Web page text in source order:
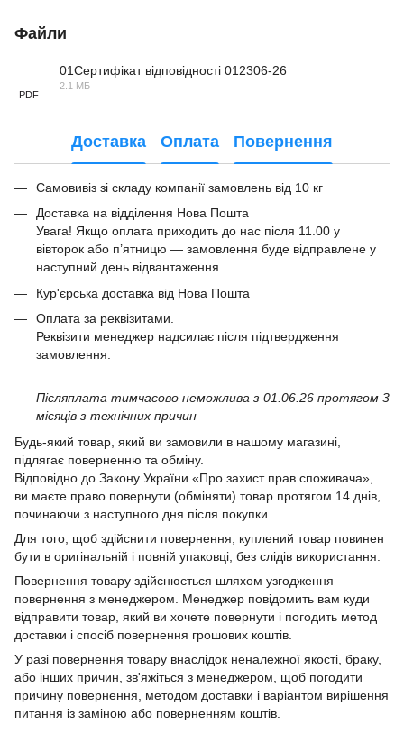
Файли
PDF
01Сертифікат відповідності 012306-26
2.1 МБ
Доставка Оплата Повернення
Самовивіз зі складу компанії замовлень від 10 кг
Доставка на відділення Нова Пошта
Увага! Якщо оплата приходить до нас після 11.00 у
вівторок або п’ятницю — замовлення буде відправлене у
наступний день відвантаження.
Кур'єрська доставка від Нова Пошта
Оплата за реквізитами.
Реквізити менеджер надсилає після підтвердження
замовлення.
Післяплата тимчасово неможлива з 01.06.26 протягом 3
місяців з технічних причин
Будь-який товар, який ви замовили в нашому магазині,
підлягає поверненню та обміну.
Відповідно до Закону України «Про захист прав споживача»,
ви маєте право повернути (обміняти) товар протягом 14 днів,
починаючи з наступного дня після покупки.
Для того, щоб здійснити повернення, куплений товар повинен
бути в оригінальній і повній упаковці, без слідів використання.
Повернення товару здійснюється шляхом узгодження
повернення з менеджером. Менеджер повідомить вам куди
відправити товар, який ви хочете повернути і погодить метод
доставки і спосіб повернення грошових коштів.
У разі повернення товару внаслідок неналежної якості, браку,
або інших причин, зв'яжіться з менеджером, щоб погодити
причину повернення, методом доставки і варіантом вирішення
питання із заміною або поверненням коштів.